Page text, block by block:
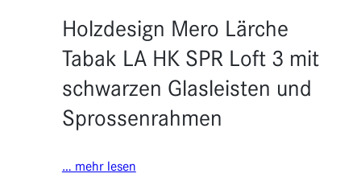
Holzdesign Mero Lärche
Tabak LA HK SPR Loft 3 mit
schwarzen Glasleisten und
Sprossenrahmen
… mehr lesen